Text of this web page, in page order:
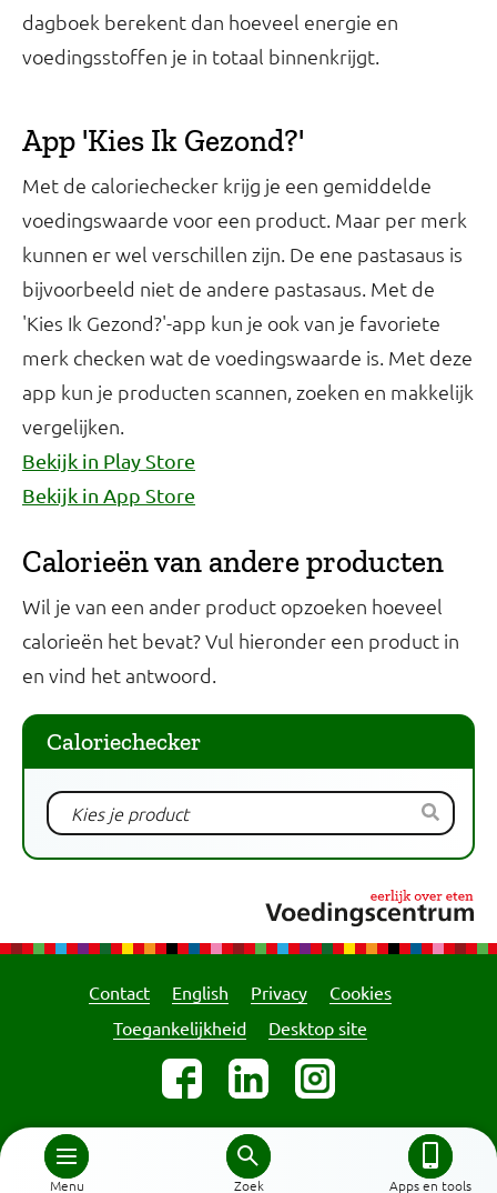
Menu Zoek Apps en tools
dagboek berekent dan hoeveel energie en
voedingsstoffen je in totaal binnenkrijgt.
App 'Kies Ik Gezond?'
Met de caloriechecker krijg je een gemiddelde
voedingswaarde voor een product. Maar per merk
kunnen er wel verschillen zijn. De ene pastasaus is
bijvoorbeeld niet de andere pastasaus. Met de
'Kies Ik Gezond?'-app kun je ook van je favoriete
merk checken wat de voedingswaarde is. Met deze
app kun je producten scannen, zoeken en makkelijk
vergelijken.
Bekijk in Play Store
Bekijk in App Store
Calorieën van andere producten
Wil je van een ander product opzoeken hoeveel
calorieën het bevat? Vul hieronder een product in
en vind het antwoord.
Caloriechecker
Contact English Privacy
Cookies
Toegankelijkheid
Desktop site